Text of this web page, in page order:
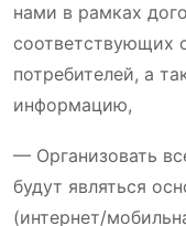
нами в рамках
соответствующих
потребителей, а
информацию,
— Организовать
будут являться
(интернет/